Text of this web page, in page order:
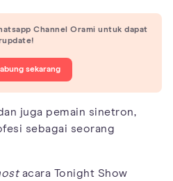
Channel Orami untuk dapat
sekarang
juga pemain sinetron,
sebagai seorang
acara Tonight Show